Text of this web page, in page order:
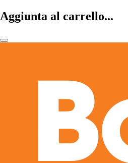
Aggiunta al carrello...